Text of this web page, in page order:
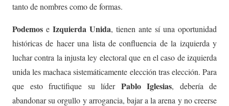
tanto de nombres como de formas.
Podemos e Izquierda Unida, tienen ante sí una oportunidad
históricas de hacer una lista de confluencia de la izquierda y
luchar contra la injusta ley electoral que en el caso de izquierda
unida les machaca sistemáticamente elección tras elección. Para
que esto fructifique su líder Pablo Iglesias, debería de
abandonar su orgullo y arrogancia, bajar a la arena y no creerse